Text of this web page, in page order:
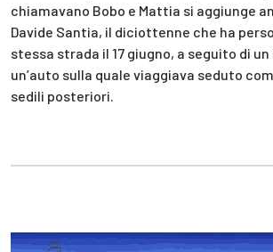
chiamavano Bobo e Mattia si aggiunge
Davide Santia, il diciottenne che ha
stessa strada il 17 giugno, a seguito di
un’auto sulla quale viaggiava seduto
sedili posteriori.